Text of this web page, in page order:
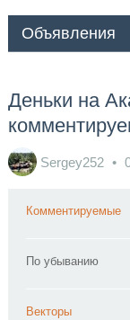
Объявления
Деньки на
Sergey252
Комментируемые
По убыванию
Векторы